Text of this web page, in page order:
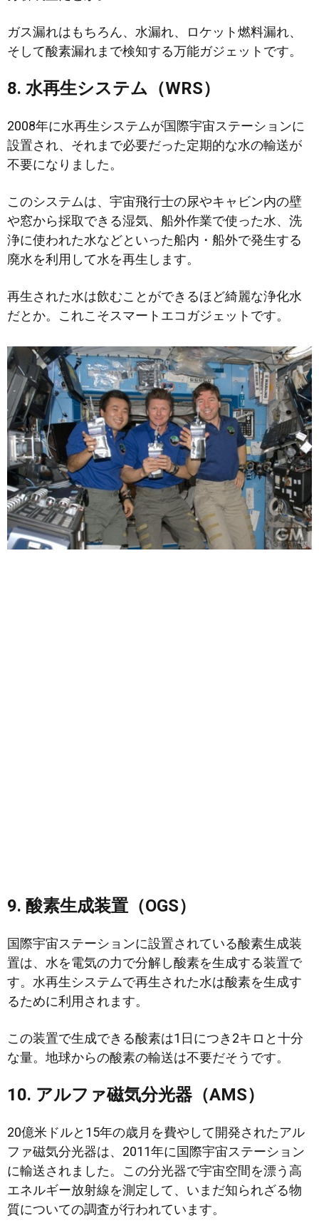
ガス漏れはもちろん、水漏れ、ロケット燃料漏れ、
そして酸素漏れまで検知する万能ガジェットです。
8. 水再生システム（WRS）
2008年に水再生システムが国際宇宙ステーションに
設置され、それまで必要だった定期的な水の輸送が
不要になりました。
このシステムは、宇宙飛行士の尿やキャビン内の壁
や窓から採取できる湿気、船外作業で使った水、洗
浄に使われた水などといった船内・船外で発生する
廃水を利用して水を再生します。
再生された水は飲むことができるほど綺麗な浄化水
だとか。これこそスマートエコガジェットです。
9. 酸素生成装置（OGS）
国際宇宙ステーションに設置されている酸素生成装
置は、水を電気の力で分解し酸素を生成する装置で
す。水再生システムで再生された水は酸素を生成す
るために利用されます。
この装置で生成できる酸素は1日につき2キロと十分
な量。地球からの酸素の輸送は不要だそうです。
10. アルファ磁気分光器（AMS）
20億米ドルと15年の歳月を費やして開発されたアル
ファ磁気分光器は、2011年に国際宇宙ステーション
に輸送されました。この分光器で宇宙空間を漂う高
エネルギー放射線を測定して、いまだ知られざる物
質についての調査が行われています。